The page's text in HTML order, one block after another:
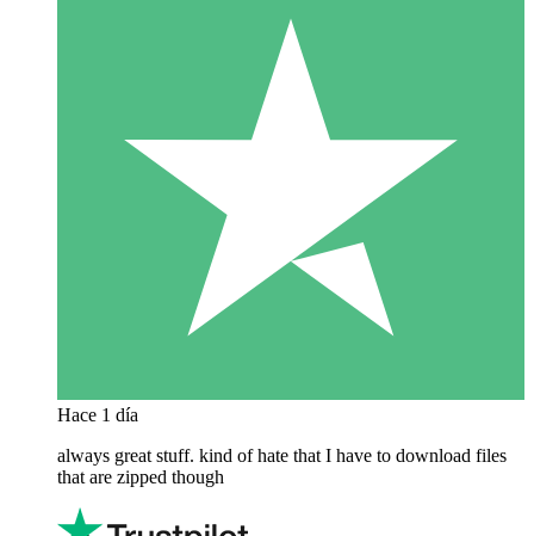
Hace 1 día
always great stuff. kind of hate that I have to download files
that are zipped though